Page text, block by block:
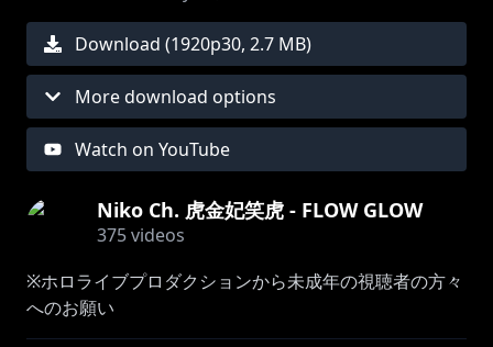
Download (1920p30, 2.7 MB)
More download options
Watch on YouTube
Niko Ch. 虎金妃笑虎 - FLOW GLOW
375videos
※ホロライブプロダクションから未成年の視聴者の方々
へのお願い
[カバー 未成年者の方々へ]で検索してお読みいただく